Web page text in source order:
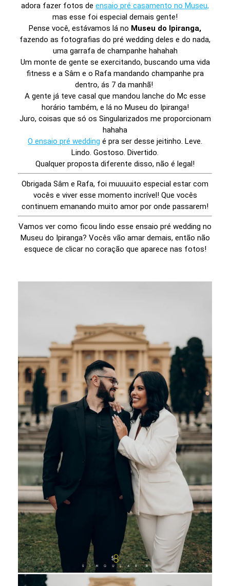
adora fazer fotos de ensaio pré casamento no Museu,
mas esse foi especial demais gente!
Pense você, estávamos lá no Museu do Ipiranga,
fazendo as fotografias do pré wedding deles e do nada,
uma garrafa de champanhe hahahah
Um monte de gente se exercitando, buscando uma vida
fitness e a Sâm e o Rafa mandando champanhe pra
dentro, ás 7 da manhã!
A gente já teve casal que mandou lanche do Mc esse
horário também, e lá no Museu do Ipiranga!
Juro, coisas que só os Singularizados me proporcionam
hahaha
O ensaio pré wedding é pra ser desse jeitinho. Leve.
Lindo. Gostoso. Divertido.
Qualquer proposta diferente disso, não é legal!
Obrigada Sâm e Rafa, foi muuuuito especial estar com
vocês e viver esse momento incrível! Que vocês
continuem emanando muito amor por onde passarem!
Vamos ver como ficou lindo esse ensaio pré wedding no
Museu do Ipiranga? Vocês vão amar demais, então não
esquece de clicar no coração que aparece nas fotos!